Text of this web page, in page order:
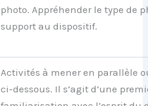
photo. Appréhender le type de
support au dispositif.
Activités à mener en parallèle
ci-dessous. Il s’agit d’une